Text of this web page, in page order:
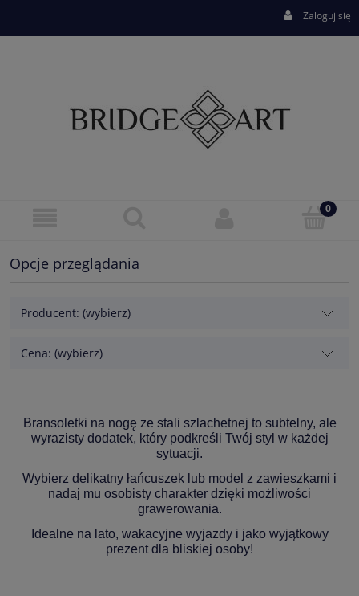
Zaloguj się
Opcje przeglądania
Producent: (wybierz)
Cena: (wybierz)
Bransoletki na nogę ze stali szlachetnej to subtelny, ale
wyrazisty dodatek, który podkreśli Twój styl w każdej
sytuacji.
Wybierz delikatny łańcuszek lub model z zawieszkami i
nadaj mu osobisty charakter dzięki możliwości
grawerowania.
Idealne na lato, wakacyjne wyjazdy i jako wyjątkowy
prezent dla bliskiej osoby!